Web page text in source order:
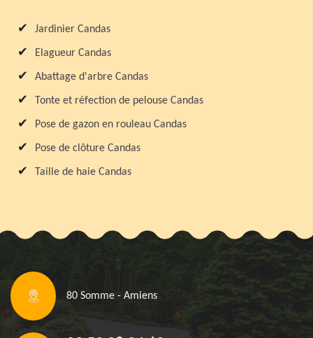
Jardinier Candas
Elagueur Candas
Abattage d'arbre Candas
Tonte et réfection de pelouse Candas
Pose de gazon en rouleau Candas
Pose de clôture Candas
Taille de haie Candas
80 Somme - Amiens